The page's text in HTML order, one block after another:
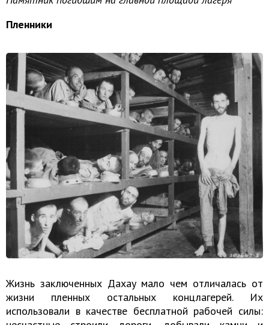
Пленники
Жизнь заключенных Дахау мало чем отличалась от
жизни пленных остальных концлагерей. Их
использовали в качестве бесплатной рабочей силы: